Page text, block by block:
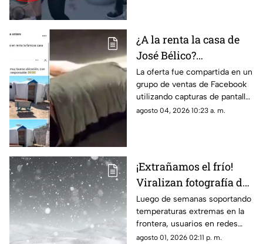
¿A la renta la casa de
José Bélico?
Publicación en redes
desata diversas
opiniones en Ciudad
Juárez
La oferta fue compartida en un
grupo de ventas de Facebook
utilizando capturas de pantalla
tomadas del canal Unique
agosto 04, 2026 10:23 a. m.
¡Extrañamos el frío!
Viralizan fotografía del
Cerro de la Biblia con
nieve tras días con más
de 40 grados en Juárez
Luego de semanas soportando
temperaturas extremas en la
frontera, usuarios en redes
sociales añoran las nevadas de
agosto 01, 2026 02:11 p. m.